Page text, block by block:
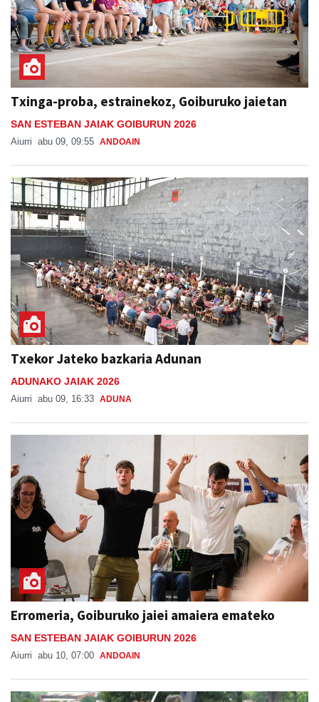
Txinga-proba, estrainekoz, Goiburuko jaietan
SAN ESTEBAN JAIAK GOIBURUN 2026
Aiurri abu 09, 09:55 ANDOAIN
Txekor Jateko bazkaria Adunan
ADUNAKO JAIAK 2026
Aiurri abu 09, 16:33 ADUNA
Erromeria, Goiburuko jaiei amaiera emateko
SAN ESTEBAN JAIAK GOIBURUN 2026
Aiurri abu 10, 07:00 ANDOAIN